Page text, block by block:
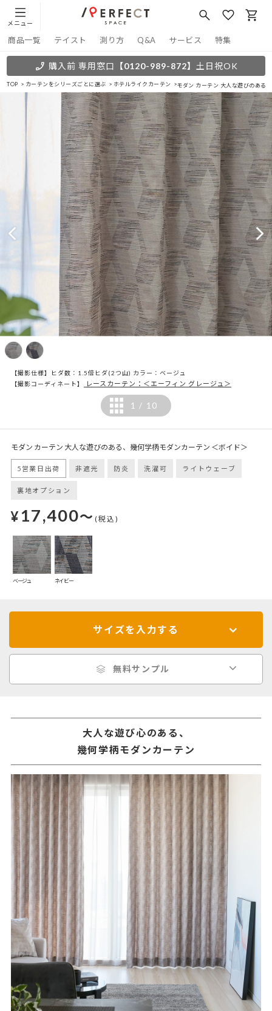
メニュー
商品一覧 テイスト 測り方 Q&A サービス 特集
購入前 専用窓口 【0120-989-872】 土日祝OK
TOP カーテンをシリーズごとに選ぶ ホテルライクカーテン モダン カーテン 大人な遊びのある
【撮影仕様】ヒダ数：1.5倍ヒダ(2つ山) カラー：ベージュ
【撮影コーディネート】
レースカーテン：＜エーフィン グレージュ＞
1 / 10
モダン カーテン 大人な遊びのある、幾何学柄モダンカーテン ＜ボイド＞
5営業日出荷 非遮光 防炎 洗濯可 ライトウェーブ
裏地オプション
¥17,400～ (税込)
ベージュ ネイビー
サイズを入力する
無料サンプル
大人な遊び心のある、
幾何学柄モダンカーテン